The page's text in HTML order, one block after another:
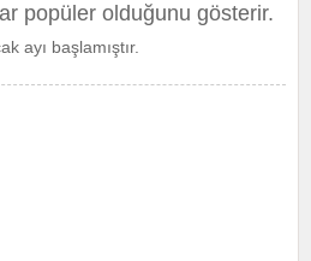
popüler olduğunu gösterir.
ayı başlamıştır.